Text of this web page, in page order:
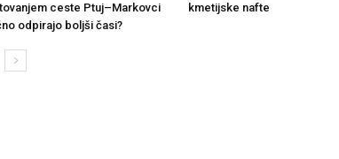
ceste Ptuj–Markovci
odpirajo boljši časi?
kmetijske nafte